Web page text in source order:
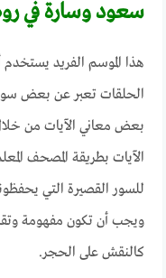
سعود وسارة في
هذا الموسم الفريد يستخدم
الحلقات تعبر عن بعض
بعض معاني الآيات من
الآيات بطريقة المصحف
للسور القصيرة التي
ويجب أن تكون مفهومة
كالنقش على الحجر.